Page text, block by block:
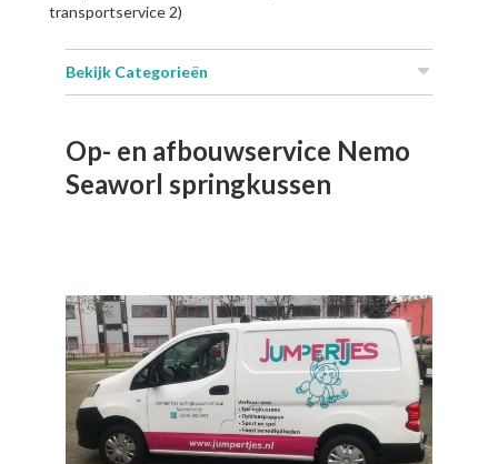
transportservice 2)
Bekijk Categorieën
Op- en afbouwservice Nemo
Seaworl springkussen